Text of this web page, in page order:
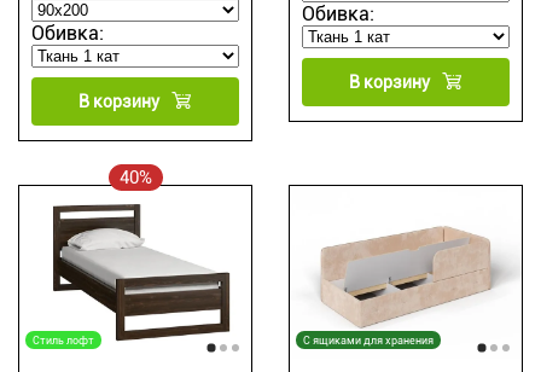
Обивка:
В корзину
Обивка:
В корзину
40%
Стиль лофт С ящиками для хранения